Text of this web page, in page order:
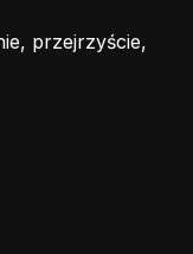
przejrzyście,